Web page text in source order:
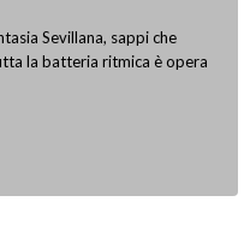
Sevillana, sappi che
la batteria ritmica è opera